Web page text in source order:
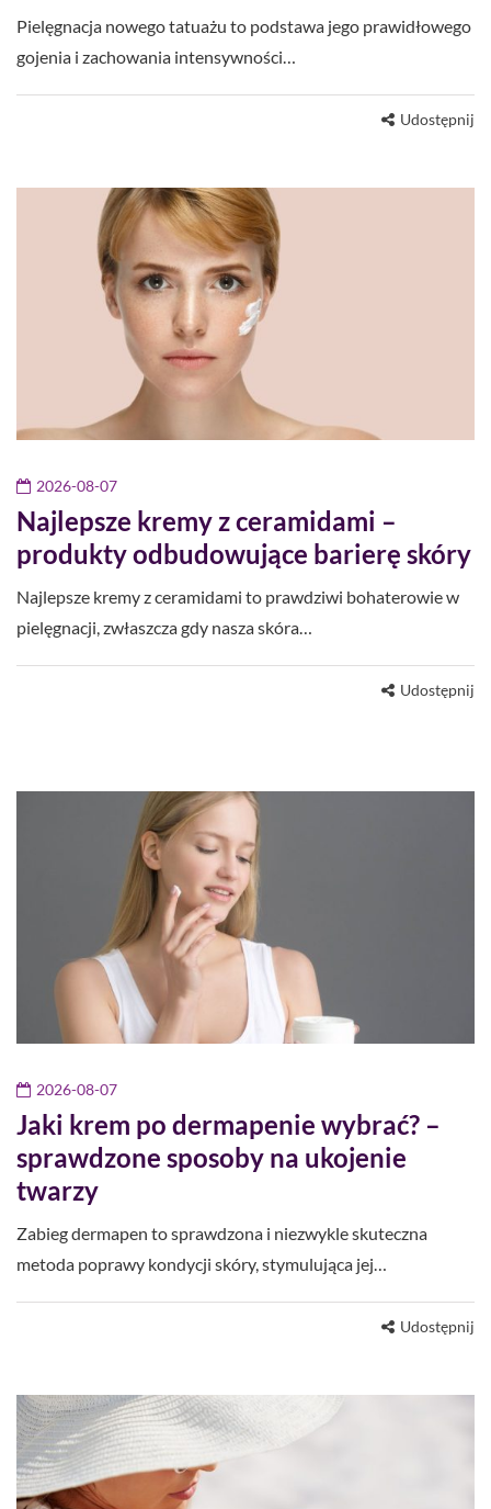
Pielęgnacja nowego tatuażu to podstawa jego prawidłowego
gojenia i zachowania intensywności…
Udostępnij
2026-08-07
Najlepsze kremy z ceramidami –
produkty odbudowujące barierę skóry
Najlepsze kremy z ceramidami to prawdziwi bohaterowie w
pielęgnacji, zwłaszcza gdy nasza skóra…
Udostępnij
2026-08-07
Jaki krem po dermapenie wybrać? –
sprawdzone sposoby na ukojenie
twarzy
Zabieg dermapen to sprawdzona i niezwykle skuteczna
metoda poprawy kondycji skóry, stymulująca jej…
Udostępnij